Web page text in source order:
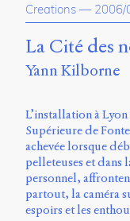
du
site
Archipel
En
Mastodon
Université
de
Sherbrooke
Creations — 2006/
La Cité des
Yann Kilborne
L’installation à
Supérieure de
achevée lorsque
pelleteuses et dans
personnel,
partout, la caméra
espoirs et les